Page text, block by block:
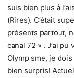
suis bien plus à
(Rires). C’était
présents partout,
canal 72 » . J’ai
Olympisme, je
bien surpris!